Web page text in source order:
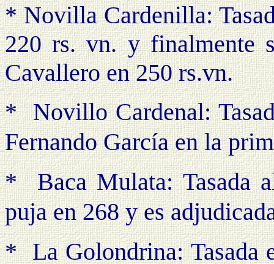
* Novilla Cardenilla:
220 rs. vn. y finalmente
Cavallero en 250 rs.vn.
* Novillo Cardenal:
Fernando García en la
*
Baca Mulata: Tasada
puja en 268 y es adjudi
* La Golondrina: